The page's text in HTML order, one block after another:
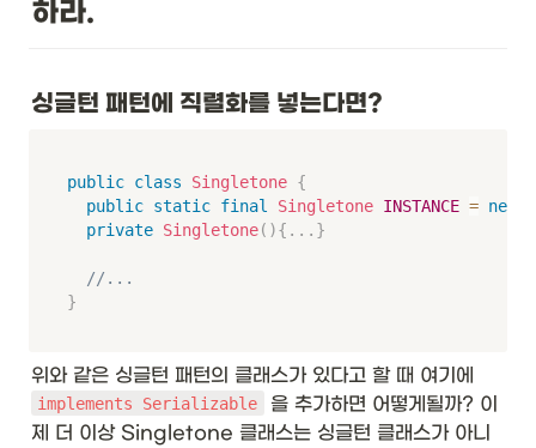
하라.
싱글턴 패턴에 직렬화를 넣는다면?
public class Singletone {
public static final Singletone INSTANCE = new
private Singletone( ){ . . . }
//...
}
implements Serializable
을 추가하면 어떻게될까? 이
제 더 이상 Singletone 클래스는 싱글턴 클래스가 아니